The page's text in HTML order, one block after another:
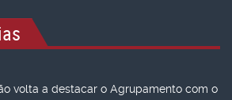
volta a destacar o Agrupamento com o